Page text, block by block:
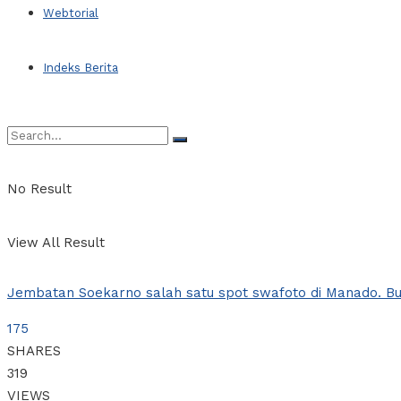
Webtorial
Indeks Berita
No Result
View All Result
Jembatan Soekarno salah satu spot swafoto di Manado.
175
SHARES
319
VIEWS